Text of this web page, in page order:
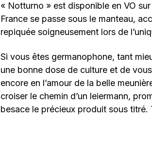
« Notturno » est disponible en VO
France se passe sous le manteau,
repiquée soigneusement lors de
Si vous êtes germanophone, tant
une bonne dose de culture et de
encore en l’amour de la belle
croiser le chemin d’un leiermann,
besace le précieux produit sous titré.